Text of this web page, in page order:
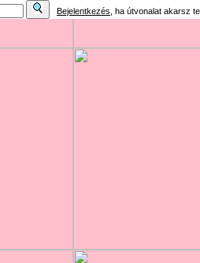
Bejelentkezés , ha útvonalat akarsz